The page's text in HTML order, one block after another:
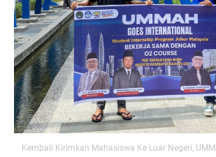
Kembali Kirimkan Mahasiswa Ke Luar Negeri,